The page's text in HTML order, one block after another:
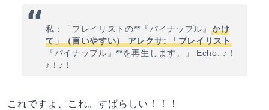
私：「プレイリストの**『パイナップル』 かけ
て」（言いやすい） アレクサ: 「プレイリスト
『パイナップル』**を再生します。」 Echo: ♪！
♪！♪！
これですよ、これ。すばらしい！！！